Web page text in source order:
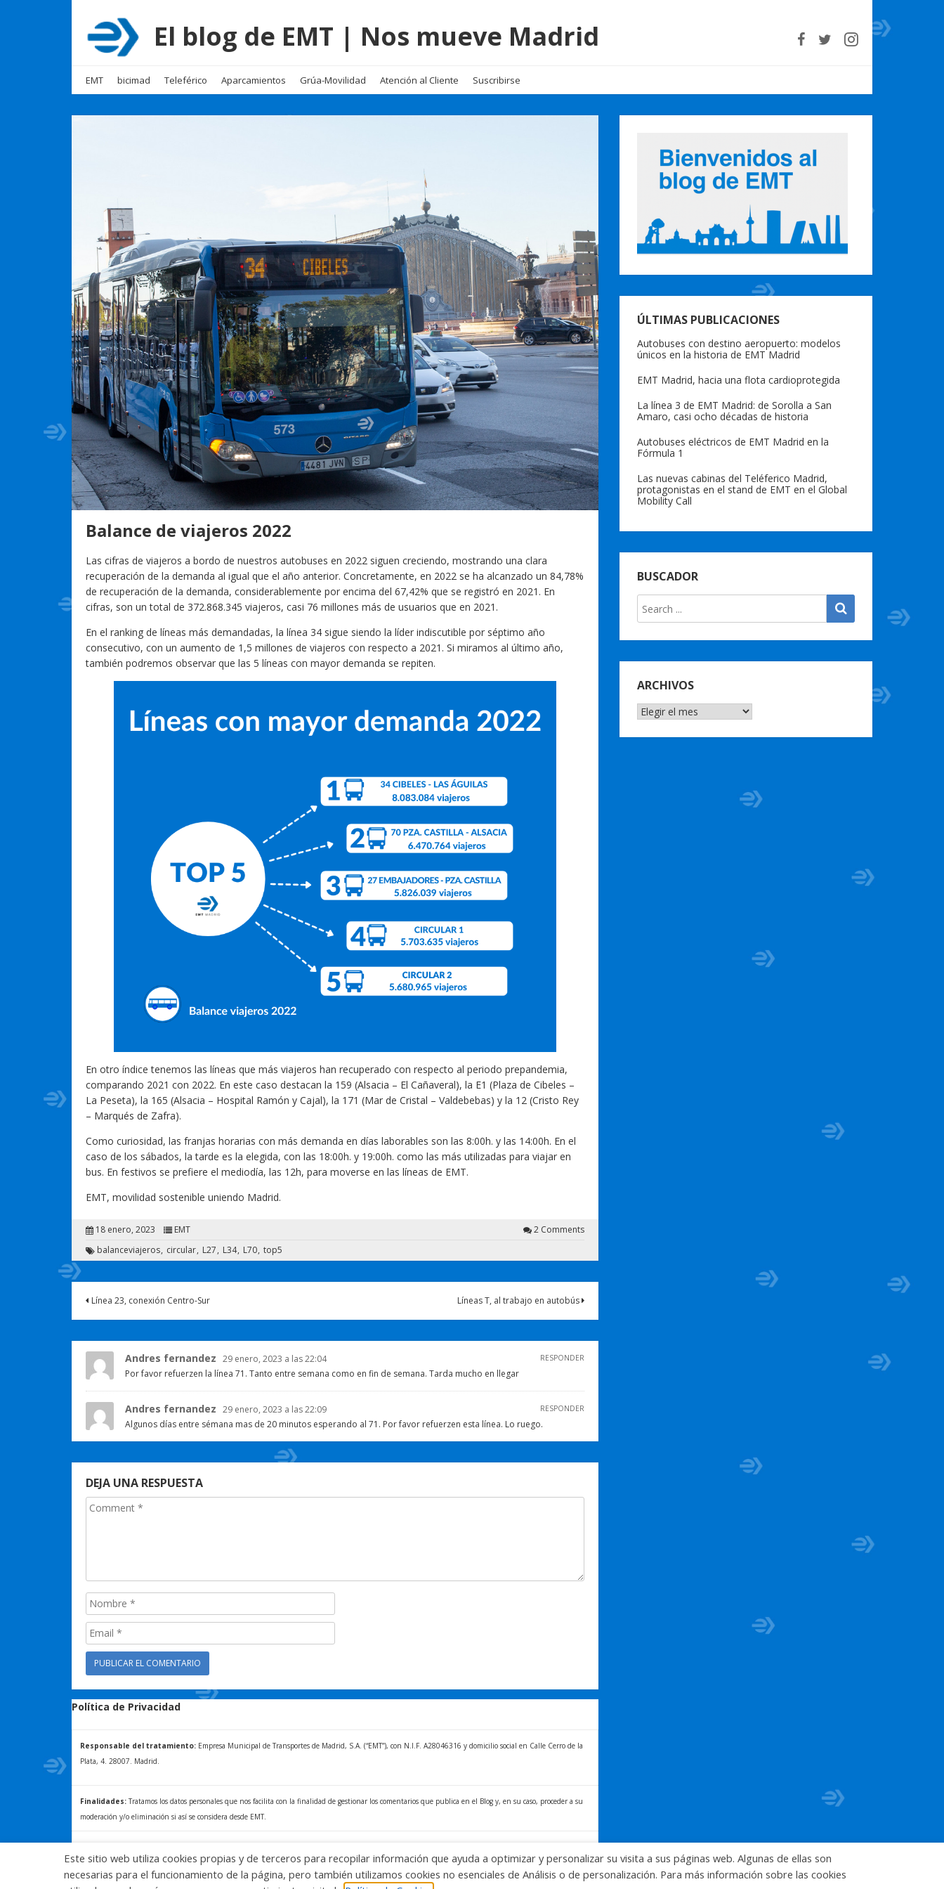
El blog de EMT | Nos mueve Madrid
EMT bicimad Teleférico Aparcamientos Grúa-Movilidad Atención al Cliente Suscribirse
Balance de viajeros 2022
Las cifras de viajeros a bordo de nuestros autobuses en 2022 siguen creciendo, mostrando una clara
recuperación de la demanda al igual que el año anterior. Concretamente, en 2022 se ha alcanzado un 84,78%
de recuperación de la demanda, considerablemente por encima del 67,42% que se registró en 2021. En
cifras, son un total de 372.868.345 viajeros, casi 76 millones más de usuarios que en 2021.
En el ranking de líneas más demandadas, la línea 34 sigue siendo la líder indiscutible por séptimo año
consecutivo, con un aumento de 1,5 millones de viajeros con respecto a 2021. Si miramos al último año,
también podremos observar que las 5 líneas con mayor demanda se repiten.
En otro índice tenemos las líneas que más viajeros han recuperado con respecto al periodo prepandemia,
comparando 2021 con 2022. En este caso destacan la 159 (Alsacia – El Cañaveral), la E1 (Plaza de Cibeles –
La Peseta), la 165 (Alsacia – Hospital Ramón y Cajal), la 171 (Mar de Cristal – Valdebebas) y la 12 (Cristo Rey
– Marqués de Zafra).
Como curiosidad, las franjas horarias con más demanda en días laborables son las 8:00h. y las 14:00h. En el
caso de los sábados, la tarde es la elegida, con las 18:00h. y 19:00h. como las más utilizadas para viajar en
bus. En festivos se prefiere el mediodía, las 12h, para moverse en las líneas de EMT.
EMT, movilidad sostenible uniendo Madrid.
18 enero, 2023 EMT
2 Comments
balanceviajeros circular L27 L34 L70 top5
Línea 23, conexión Centro-Sur Líneas T, al trabajo en autobús
Andres fernandez 29 enero, 2023 a las 22:04 RESPONDER
Por favor refuerzen la línea 71. Tanto entre semana como en fin de semana. Tarda mucho en llegar
Andres fernandez 29 enero, 2023 a las 22:09 RESPONDER
Algunos días entre sémana mas de 20 minutos esperando al 71. Por favor refuerzen esta línea. Lo ruego.
DEJA UNA RESPUESTA
Política de Privacidad
Responsable del tratamiento:Empresa Municipal de Transportes de Madrid, S.A. (“EMT”), con N.I.F. A28046316 y domicilio social en Calle Cerro de la
Plata, 4. 28007. Madrid.
Finalidades:Tratamos los datos personales que nos facilita con la finalidad de gestionar los comentarios que publica en el Blog y, en su caso, proceder a su
moderación y/o eliminación si así se considera desde EMT.
acceder, a rectificar y a solicitar la supresión de sus datos. Para más información sobre el tratamiento de sus datos y la forma en que puede ejercer sus
derechos, consulte la Política de Privacidad de Blog EMT, disponible en: blog.emtmadrid.es/politica-de-privacidad
ÚLTIMAS PUBLICACIONES
Autobuses con destino aeropuerto: modelos
únicos en la historia de EMT Madrid
EMT Madrid, hacia una flota cardioprotegida
La línea 3 de EMT Madrid: de Sorolla a San
Amaro, casi ocho décadas de historia
Autobuses eléctricos de EMT Madrid en la
Fórmula 1
Las nuevas cabinas del Teléferico Madrid,
protagonistas en el stand de EMT en el Global
Mobility Call
BUSCADOR
ARCHIVOS
ARCHIVOS
Este sitio web utiliza cookies propias y de terceros para recopilar información que ayuda a optimizar y personalizar su visita a sus páginas web. Algunas de ellas son
necesarias para el funcionamiento de la página, pero también utilizamos cookies no esenciales de Análisis o de personalización. Para más información sobre las cookies